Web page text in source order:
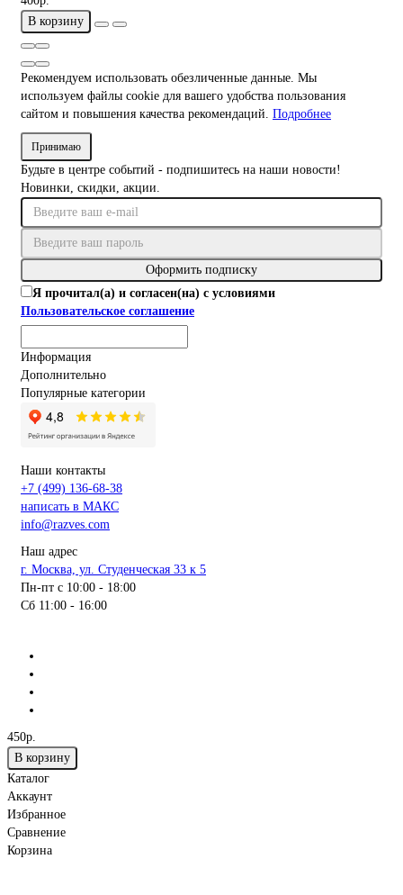
В корзину
Рекомендуем использовать обезличенные данные. Мы
используем файлы cookie для вашего удобства пользования
сайтом и повышения качества рекомендаций. Подробнее
Принимаю
Будьте в центре событий - подпишитесь на наши новости!
Новинки, скидки, акции.
Оформить подписку
Я прочитал(а) и согласен(на) с условиями
Пользовательское соглашение
Информация
Дополнительно
Популярные категории
Наши контакты
+7 (499) 136-68-38
написать в МАКС
info@razves.com
Наш адрес
г. Москва, ул. Студенческая 33 к 5
Пн-пт с 10:00 - 18:00
Сб 11:00 - 16:00
450р.
В корзину
Каталог
Аккаунт
Избранное
Сравнение
Корзина